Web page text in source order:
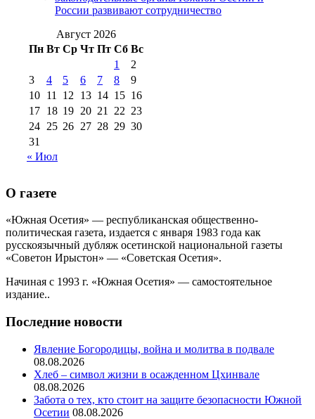
2017 г(9)
№99 4 августа
2016 г(12) №99 8 июля 2014 г
августа 2012 г(11)
августа 2013 г
(12)
России развивают сотрудничество
Август 2026
Пн Вт Ср Чт Пт Сб Вс
1
2
3
4 5 6 7 8
9
10 11 12 13 14 15 16
17 18 19 20 21 22 23
24 25 26 27 28 29 30
31
« Июл
О газете
«Южная Осетия» — республиканская общественно-
политическая газета, издается с января 1983 года как
русскоязычный дубляж осетинской национальной газеты
«Советон Ирыстон» — «Советская Осетия».
Начиная с 1993 г. «Южная Осетия» — самостоятельное
издание..
Последние новости
Явление Богородицы, война и молитва в подвале
08.08.2026
Хлеб – символ жизни в осажденном Цхинвале
08.08.2026
Забота о тех, кто стоит на защите безопасности Южной
Осетии 08.08.2026